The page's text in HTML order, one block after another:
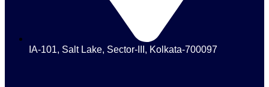
IA-101, Salt Lake, Sector-III, Kolkata-700097